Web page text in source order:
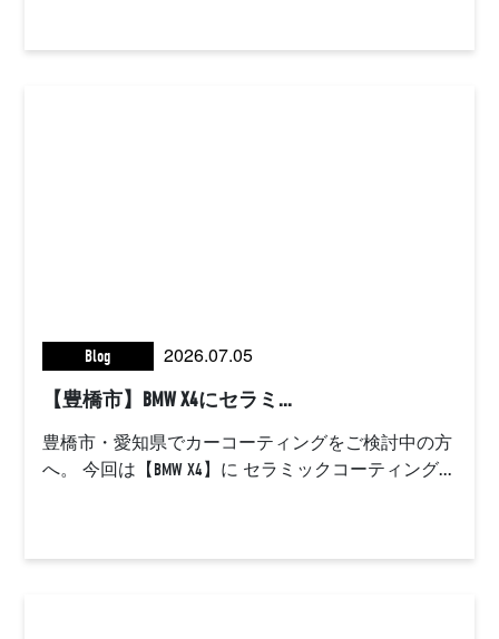
Blog 2026.07.05
【豊橋市】BMW X4にセラミ...
豊橋市・愛知県でカーコーティングをご検討中の方
へ。 今回は【BMW X4】に セラミックコーティング...